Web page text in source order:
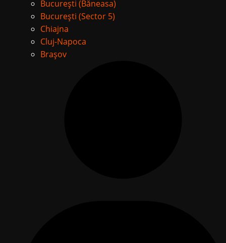
București (Băneasa)
București (Sector 5)
Chiajna
Cluj-Napoca
Brașov